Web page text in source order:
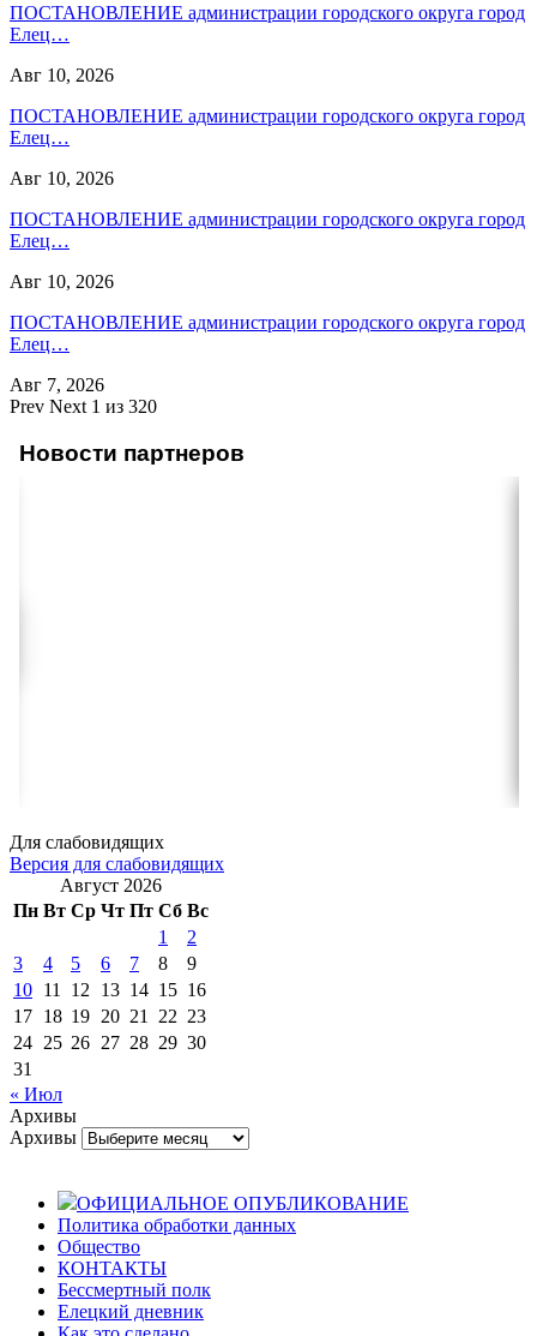
ПОСТАНОВЛЕНИЕ администрации городского округа город
Елец…
Авг 10, 2026
ПОСТАНОВЛЕНИЕ администрации городского округа город
Елец…
Авг 10, 2026
ПОСТАНОВЛЕНИЕ администрации городского округа город
Елец…
Авг 10, 2026
ПОСТАНОВЛЕНИЕ администрации городского округа город
Елец…
Авг 7, 2026
Prev Next 1 из 320
Новости партнеров
Для слабовидящих
Версия для слабовидящих
Август 2026
Пн Вт Ср Чт Пт Сб Вс
1
2
3
4 5 6 7 8
9
10 11 12 13 14 15 16
17 18 19 20 21 22 23
24 25 26 27 28 29 30
31
« Июл
Архивы
Архивы
ОФИЦИАЛЬНОЕ ОПУБЛИКОВАНИЕ
Политика обработки данных
Общество
КОНТАКТЫ
Бессмертный полк
Елецкий дневник